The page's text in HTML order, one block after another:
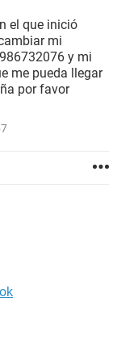
el que inició
mi
y mi
me pueda llegar
por favor